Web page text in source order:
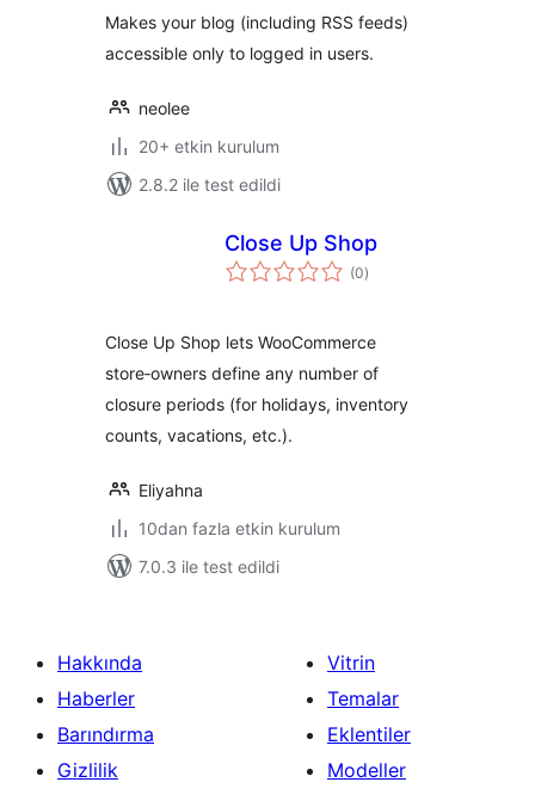
Makes your blog (including RSS feeds)
accessible only to logged in users.
neolee
20+ etkin kurulum
2.8.2 ile test edildi
Close Up Shop
(0toplam
puan
)
Close Up Shop lets WooCommerce
store‑owners define any number of
closure periods (for holidays, inventory
counts, vacations, etc.).
Eliyahna
10dan fazla etkin kurulum
7.0.3 ile test edildi
Hakkında
Haberler
Barındırma
Gizlilik
Vitrin
Temalar
Eklentiler
Modeller